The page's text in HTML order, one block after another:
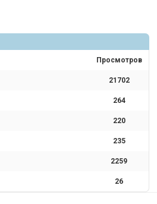
Просмотров
21702
264
220
235
2259
26